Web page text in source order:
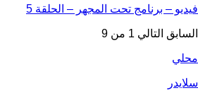
فيديو – برنامج تحت المجهر – الحلقة 5
السابق التالي 1 من 9
محلي
سلايدر